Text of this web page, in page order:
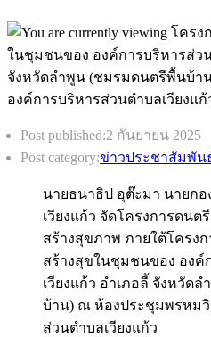
Post published:2 กันยายน 2025
Post category:ข่าวประชาสัมพัน
นายธนาธิป อุต๊ะมา นายก
เวียงแก้ว จัดโครงการดน
สร้างสุขภาพ ภายใต้โครงก
สร้างสุขในชุมชนของ องค์
เวียงแก้ว อำเภอลี้ จังหวัด
บ้าน) ณ ห้องประชุมพรหมวิ
ส่วนตำบลเวียงแก้ว